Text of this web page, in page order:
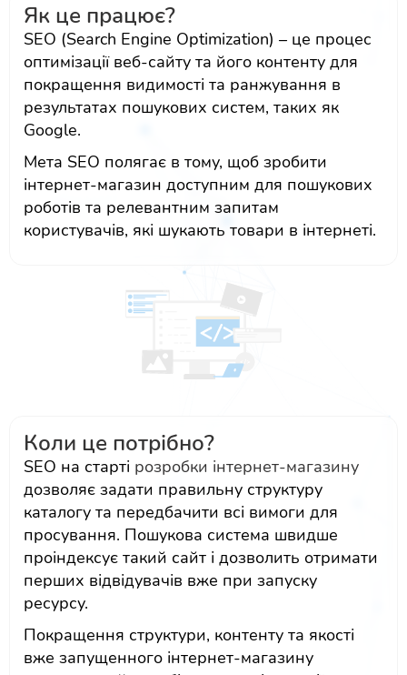
Як це працює?
SEO (Search Engine Optimization) – це процес
оптимізації веб-сайту та його контенту для
покращення видимості та ранжування в
результатах пошукових систем, таких як
Google.
Мета SEO полягає в тому, щоб зробити
інтернет-магазин доступним для пошукових
роботів та релевантним запитам
користувачів, які шукають товари в інтернеті.
Коли це потрібно?
SEO на старті розробки інтернет-магазину
дозволяє задати правильну структуру
каталогу та передбачити всі вимоги для
просування. Пошукова система швидше
проіндексує такий сайт і дозволить отримати
перших відвідувачів вже при запуску
ресурсу.
Покращення структури, контенту та якості
вже запущенного інтернет-магазину